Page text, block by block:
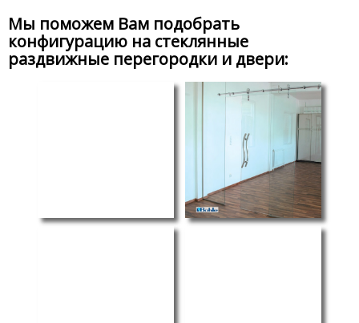
Мы поможем Вам подобрать
конфигурацию на стеклянные
раздвижные перегородки и двери: